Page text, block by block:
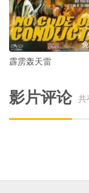
霹雳轰天雷
影片评论 共